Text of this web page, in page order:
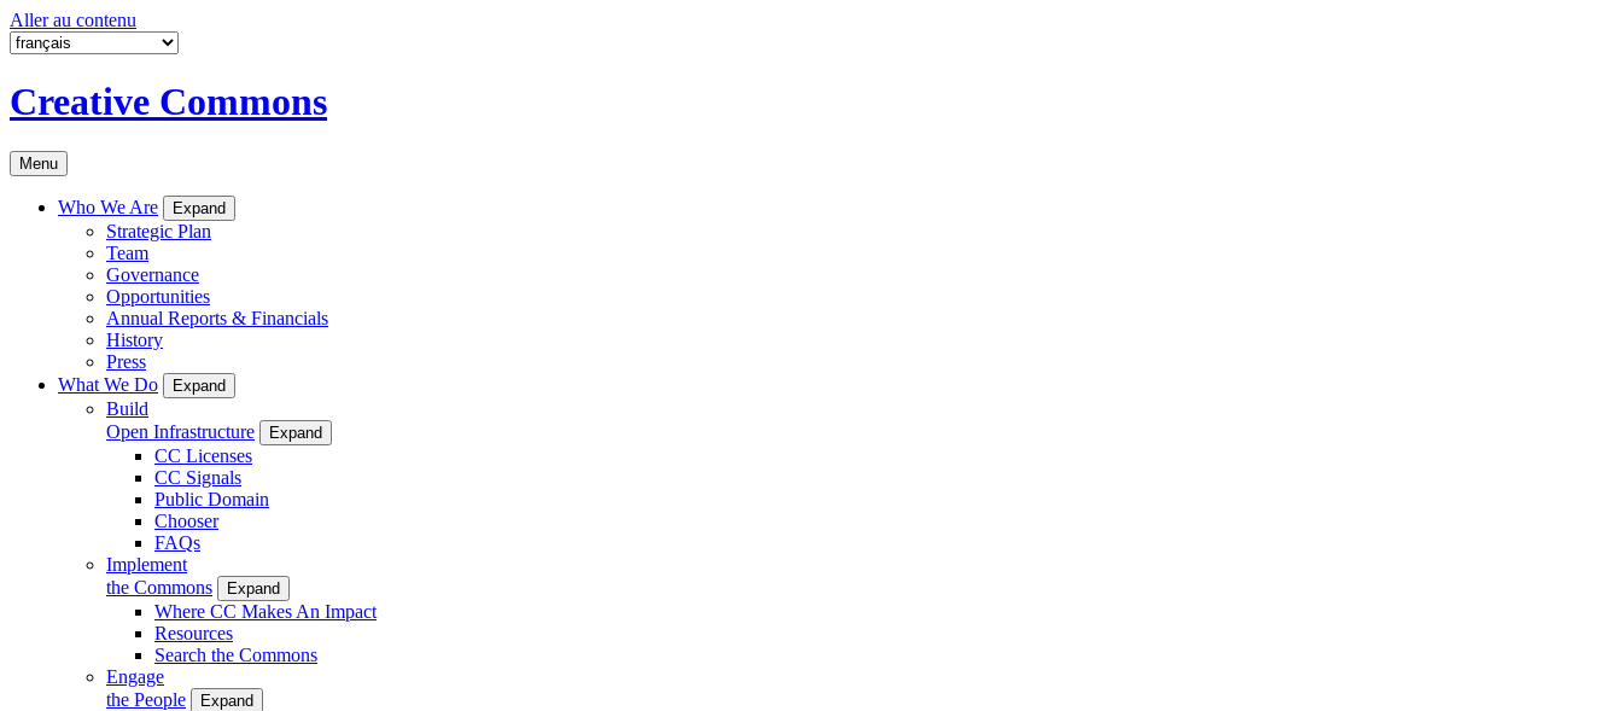
Aller au contenu
Creative Commons
Menu
Who We Are Expand
Strategic Plan
Team
Governance
Opportunities
Annual Reports & Financials
History
Press
What We Do
Expand
Build
Open Infrastructure
Expand
CC Licenses
CC Signals
Public Domain
Chooser
FAQs
Implement
the Commons
Expand
Where CC Makes An Impact
Resources
Search the Commons
Engage
the People
Expand